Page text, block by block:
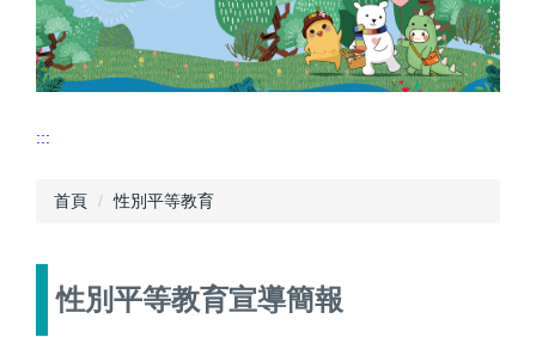
:::
首頁 性別平等教育
性別平等教育宣導簡報